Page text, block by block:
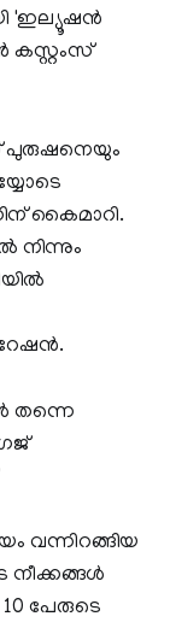
'ഇല്യൂഷന്‍
കസ്റ്റംസ്
പുരുഷനെയും
കൈമാറി.
നിന്നും
തന്നെ
വന്നിറങ്ങിയ
നീക്കങ്ങള്‍
പേരുടെ